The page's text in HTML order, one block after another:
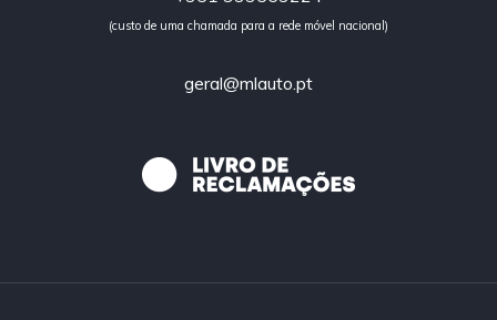
(custo de uma chamada para a rede móvel nacional)
geral@mlauto.pt